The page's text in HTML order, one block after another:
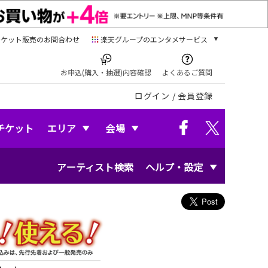
ット販売のお問合わせ 楽天グループのエンタメサービス
本/ゲーム/CD/DVD
楽天ブックス
電子書籍
楽天Kobo
音楽配信
お申込(購入・抽選)内容確認 よくあるご質問
ログイン / 会員登録
ケット エリア 会場
アーティスト検索 ヘルプ・設定